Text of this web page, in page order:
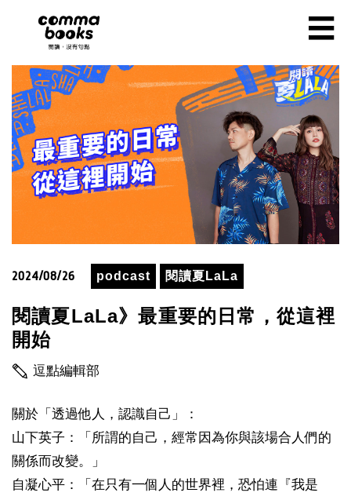
☰
2024/08/26 podcast 閱讀夏LaLa
閱讀夏LaLa》最重要的日常，從這裡
開始
逗點編輯部
關於「透過他人，認識自己」：
山下英子：「所謂的自己，經常因為你與該場合人們的
關係而改變。」
自凝心平：「在只有一個人的世界裡，恐怕連『我是